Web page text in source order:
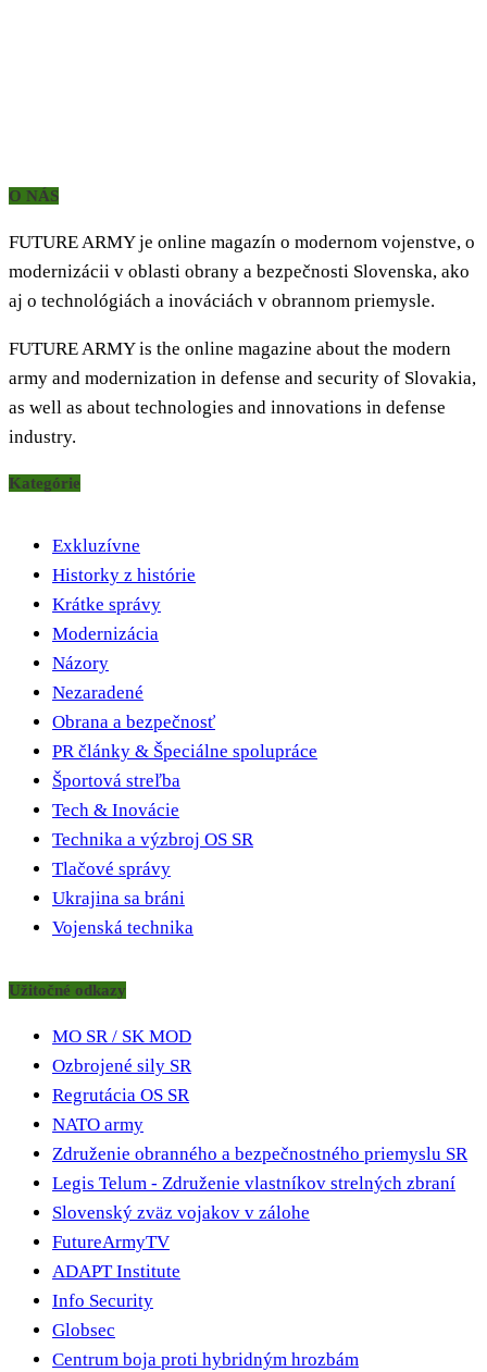
O NÁS
FUTURE ARMY je online magazín o modernom vojenstve, o
modernizácii v oblasti obrany a bezpečnosti Slovenska, ako
aj o technológiách a inováciách v obrannom priemysle.
FUTURE ARMY is the online magazine about the modern
army and modernization in defense and security of Slovakia,
as well as about technologies and innovations in defense
industry.
Kategórie
Exkluzívne
Historky z histórie
Krátke správy
Modernizácia
Názory
Nezaradené
Obrana a bezpečnosť
PR články & Špeciálne spolupráce
Športová streľba
Tech & Inovácie
Technika a výzbroj OS SR
Tlačové správy
Ukrajina sa bráni
Vojenská technika
Užitočné odkazy
MO SR / SK MOD
Ozbrojené sily SR
Regrutácia OS SR
NATO army
Združenie obranného a bezpečnostného priemyslu SR
Legis Telum - Združenie vlastníkov strelných zbraní
Slovenský zväz vojakov v zálohe
FutureArmyTV
ADAPT Institute
Info Security
Globsec
Centrum boja proti hybridným hrozbám